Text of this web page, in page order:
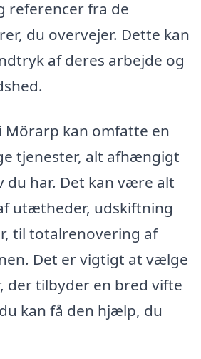
referencer fra de
du overvejer. Dette kan
af deres arbejde og
Mörarp kan omfatte en
tjenester, alt afhængigt
du har. Det kan være alt
utætheder, udskiftning
til totalrenovering af
Det er vigtigt at vælge
der tilbyder en bred vifte
kan få den hjælp, du